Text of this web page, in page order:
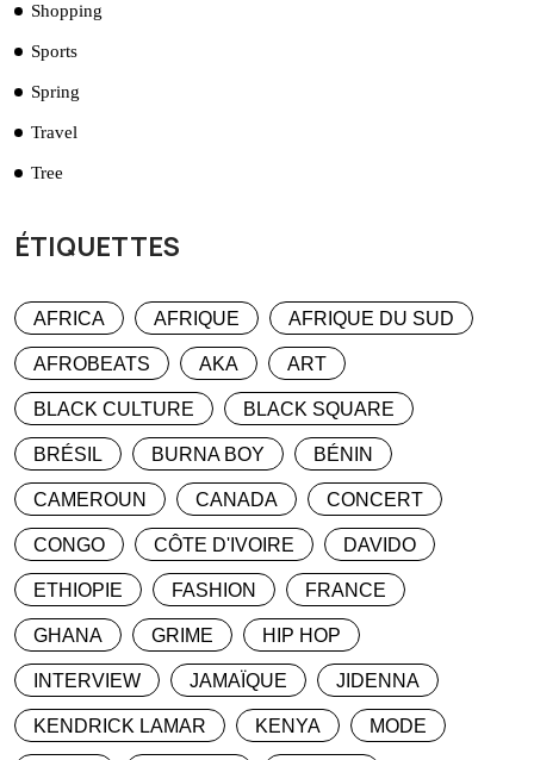
Shopping
Sports
Spring
Travel
Tree
ÉTIQUETTES
AFRICA AFRIQUE AFRIQUE DU SUD
AFROBEATS AKA ART
BLACK CULTURE BLACK SQUARE
BRÉSIL BURNA BOY BÉNIN
CAMEROUN CANADA CONCERT
CONGO CÔTE D'IVOIRE DAVIDO
ETHIOPIE FASHION FRANCE
GHANA GRIME HIP HOP
INTERVIEW JAMAÏQUE JIDENNA
KENDRICK LAMAR KENYA MODE